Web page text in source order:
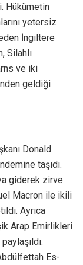
Hükümetin
yetersiz
İngiltere
Silahlı
ve iki
geldiği
Donald
taşıdı.
giderek zirve
Macron ile ikili
Ayrıca
Arap Emirlikleri
Es-